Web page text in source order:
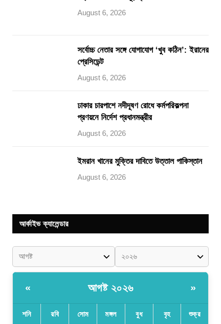
August 6, 2026
সর্বোচ্চ নেতার সঙ্গে যোগাযোগ ‘খুব কঠিন’: ইরানের
প্রেসিডেন্ট
August 6, 2026
ঢাকার চারপাশে নদীদূষণ রোধে কর্মপরিকল্পনা
প্রণয়নে নির্দেশ প্রধানমন্ত্রীর
August 6, 2026
ইমরান খানের মুক্তির দাবিতে উত্তাল পাকিস্তান
August 6, 2026
আর্কাইভ ক্যালেন্ডার
« আগষ্ট ২০২৬ »
শনি রবি সোম মঙ্গল বুধ বৃহ শুক্র